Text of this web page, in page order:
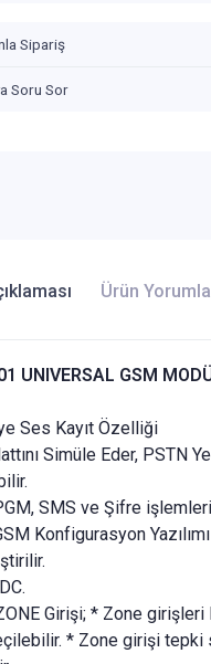
Sipariş
Soru Sor
Ürün
UNIVERSAL GSM
Ses Kayıt Özelliği
Simüle Eder, PSTN
SMS ve Şifre
Konfigurasyon
Girişi; * Zone girişleri
* Zone girişi tepki